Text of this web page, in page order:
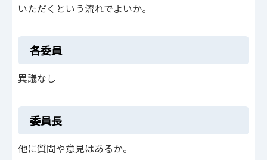
いただくという流れでよいか。
各委員
異議なし
委員長
他に質問や意見はあるか。